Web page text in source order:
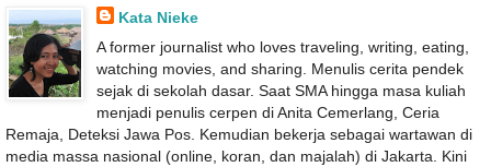
Kata Nieke
A former journalist who loves traveling, writing, eating,
watching movies, and sharing. Menulis cerita pendek
sejak di sekolah dasar. Saat SMA hingga masa kuliah
menjadi penulis cerpen di Anita Cemerlang, Ceria
Remaja, Deteksi Jawa Pos. Kemudian bekerja sebagai wartawan di
media massa nasional (online, koran, dan majalah) di Jakarta. Kini